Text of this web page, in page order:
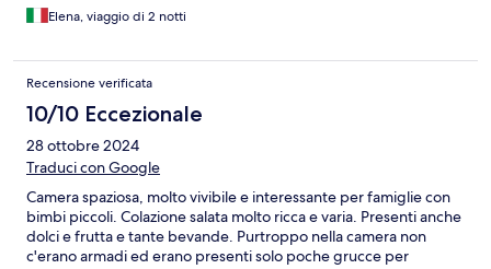
Elena, viaggio di 2 notti
Recensione verificata
10/10 Eccezionale
28 ottobre 2024
Traduci con Google
Camera spaziosa, molto vivibile e interessante per famiglie con
bimbi piccoli. Colazione salata molto ricca e varia. Presenti anche
dolci e frutta e tante bevande. Purtroppo nella camera non
c'erano armadi ed erano presenti solo poche grucce per